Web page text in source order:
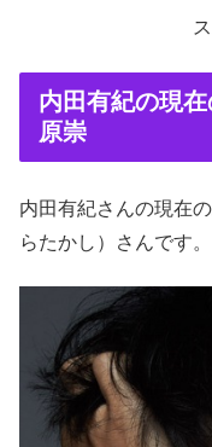
内田有紀の現
原崇
内田有紀さんの現在
らたかし）さんです。